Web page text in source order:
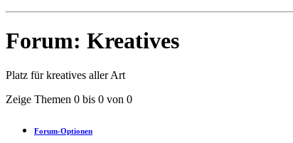
Forum: Kreatives
Platz für kreatives aller Art
Zeige Themen 0 bis 0 von 0
Forum-Optionen